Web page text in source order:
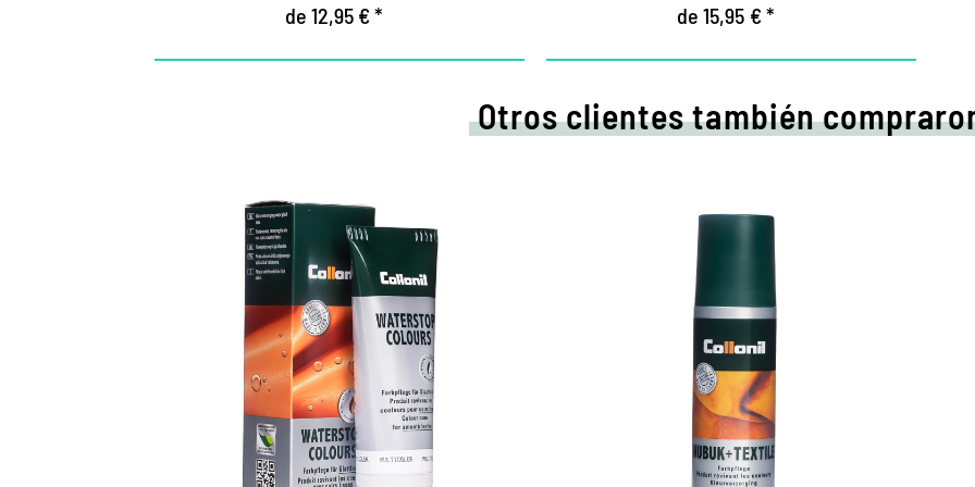
de 12,95 € * de 15,95 € *
Otros clientes también
Cuidados de colores
y crema
impermeabilizadora.
Mantiene todos los materiales lisos de
Cuidado líquido
exquisito.
Protege y mantiene los zapatos hechos
de gamurza, materiales textiles y de alta